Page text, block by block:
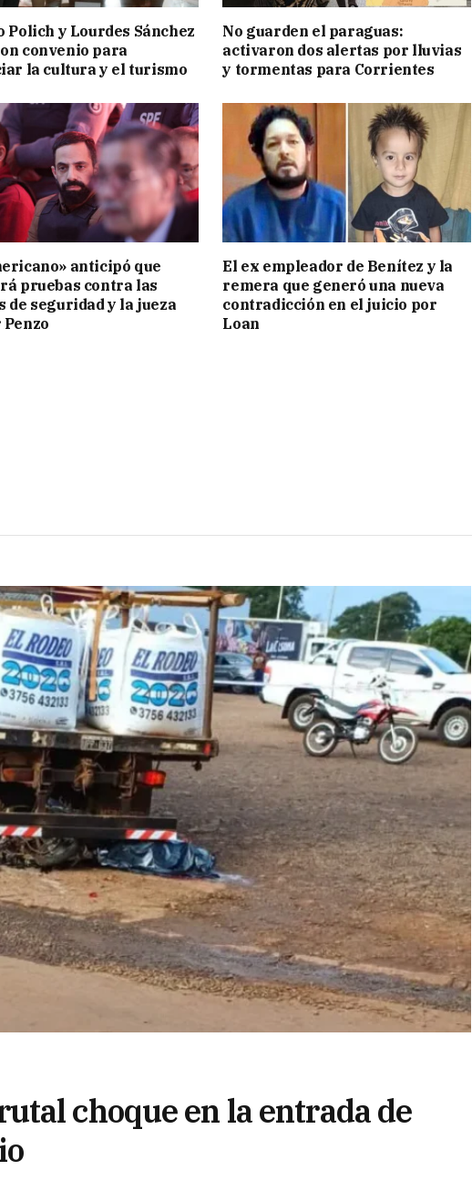
Polich y Lourdes Sánchez
convenio para
la cultura y el turismo
No guarden el paraguas:
activaron dos alertas por lluvias
y tormentas para Corrientes
anticipó que
pruebas contra las
de seguridad y la jueza
Penzo
El ex empleador de Benítez y la
remera que generó una nueva
contradicción en el juicio por
Loan
choque en la entrada de